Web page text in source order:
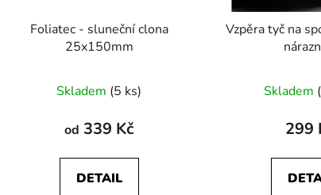
Foliatec - sluneční clona
25x150mm
Skladem (5 ks)
od 339 Kč
DETAIL
Vzpěra tyč na
Skladem
299